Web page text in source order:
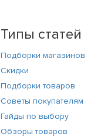
Типы статей
Подборки магазинов
Скидки
Подборки товаров
Советы покупателям
Гайды по выбору
Обзоры товаров